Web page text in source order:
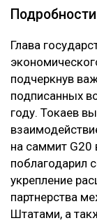
Подробности
Глава
подчеркнув
подписанных
году. Токаев
на саммит G20
поблагодарил
укрепление
партнерства
Штатами, а